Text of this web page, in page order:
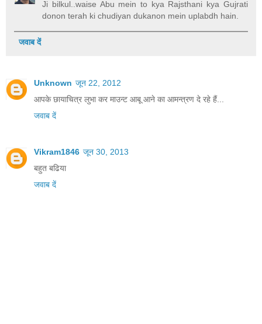
Ji bilkul..waise Abu mein to kya Rajsthani kya Gujrati
donon terah ki chudiyan dukanon mein uplabdh hain.
जवाब दें
Unknown जून 22, 2012
आपके छायाचित्र लुभा कर माउन्ट आबू आने का आमन्त्रण दे रहे हैं...
जवाब दें
Vikram1846 जून 30, 2013
बहुत बढिया
जवाब दें